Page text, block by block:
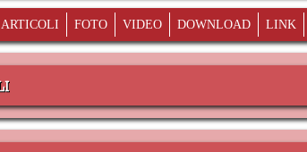
ARTICOLI FOTO VIDEO DOWNLOAD LINK